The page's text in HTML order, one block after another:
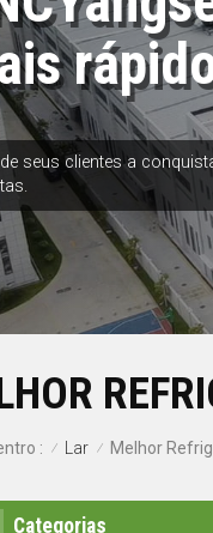
seus clientes a
: / Lar / Melhor
Categorias